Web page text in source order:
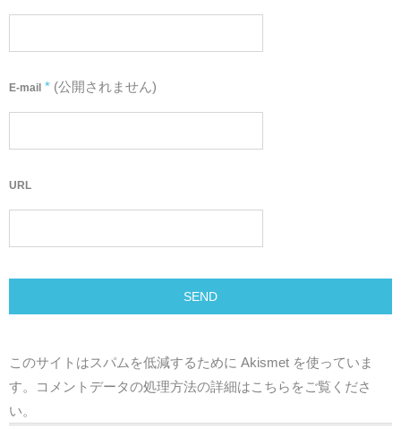
E-mail * (公開されません)
URL
このサイトはスパムを低減するために Akismet を使っていま
す。
コメントデータの処理方法の詳細はこちらをご覧くださ
い。